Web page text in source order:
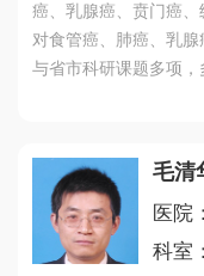
癌、乳腺癌、贲门癌
对食管癌、肺癌、乳
与省市科研课题多项
中华级、省级核心期刊
毛清
医院
科室